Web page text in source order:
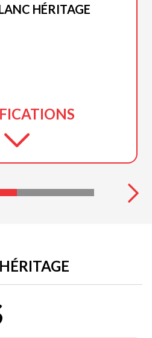
HÉRITAGE